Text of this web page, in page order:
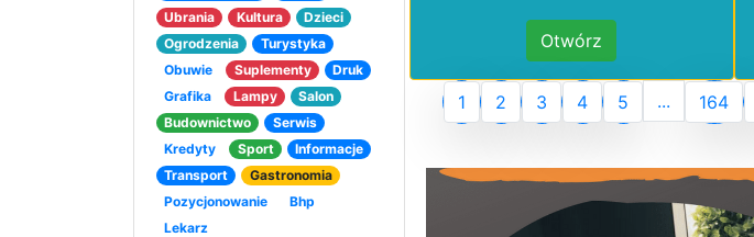
Ubrania
Kultura
Dzieci
Ogrodzenia
Turystyka
Obuwie
Suplementy
Druk
Grafika
Lampy
Salon
Budownictwo
Serwis
Kredyty
Sport
Informacje
Transport
Gastronomia
Pozycjonowanie
Bhp
Lekarz
Otwórz
1 2 3 4 5 ... 164